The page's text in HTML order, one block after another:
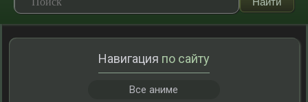
Навигация по сайту
Все аниме